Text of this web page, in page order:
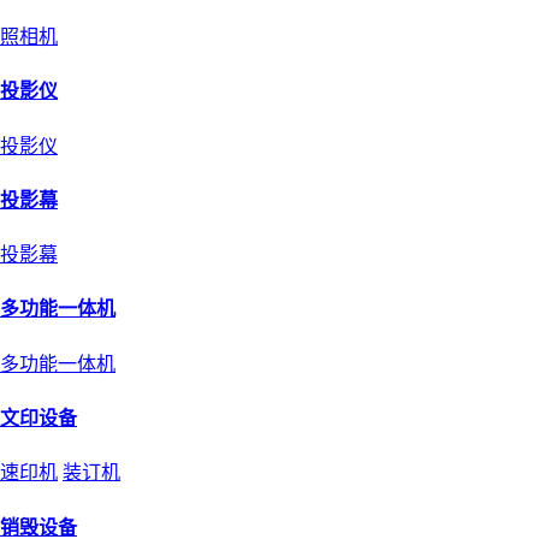
照相机
投影仪
投影仪
投影幕
投影幕
多功能一体机
多功能一体机
文印设备
速印机 装订机
销毁设备